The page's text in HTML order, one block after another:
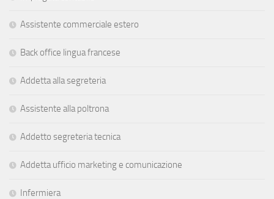
Assistente commerciale estero
Back office lingua francese
Addetta alla segreteria
Assistente alla poltrona
Addetto segreteria tecnica
Addetta ufficio marketing e comunicazione
Infermiera